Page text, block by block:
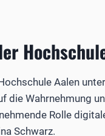
Aalen
die Wahrnehmung
Rolle
Schwarz.